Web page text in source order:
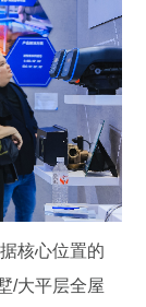
核心位置的
/大平层全屋